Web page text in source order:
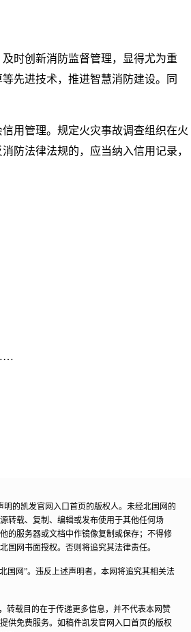
时创新消防监督管理，显得尤为重
先进技术，推进智慧消防建设。同
用管理。规定火灾事故调查组织在火
防法律法规的，应当纳入信用记录，
的凯发官网入口首页的版权人。未经北国网的
转载、复制、编辑或发布使用于其他任何场
的服务器或文档中作镜像复制或保存；不得修
国网书面授权。否则将追究其法律责任。
国网”。违反上述声明者，本网将追究其相关法
转载目的在于传递更多信息，并不代表本网赞
供免费服务。如稿件凯发官网入口首页的版权